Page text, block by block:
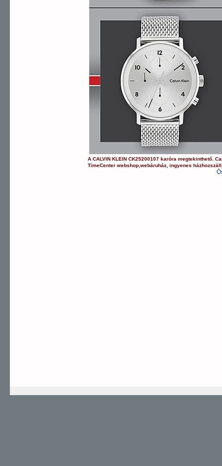
ACALVIN KLEIN CK25200107 karóra megtekinthető.
TimeCenter webshop ,webáruház ,ingyenes